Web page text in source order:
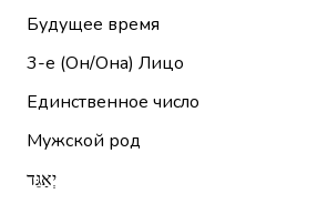
Будущее время
3-е (Он/Она) Лицо
Единственное число
Мужской род
יְאַגֵּד